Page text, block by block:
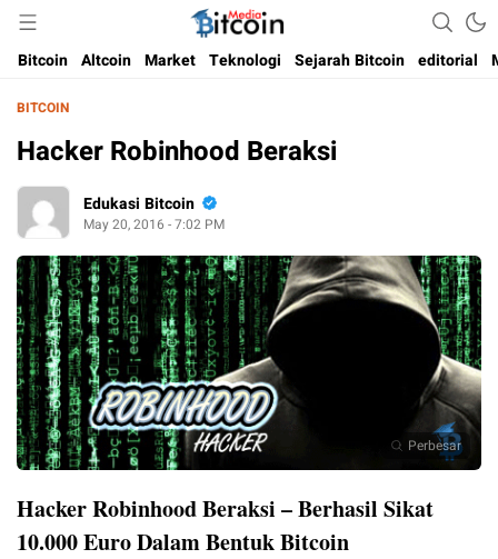
Bitcoin Media Indonesia
Media Bitcoin dan Cryptocurrency, dan Blockchain di Indonesia
Bitcoin Altcoin Market Teknologi Sejarah Bitcoin editorial
BITCOIN
Hacker Robinhood Beraksi
Edukasi Bitcoin
May 20, 2016 - 7:02 PM
Perbesar
Hacker Robinhood Beraksi – Berhasil Sikat
10.000 Euro Dalam Bentuk Bitcoin